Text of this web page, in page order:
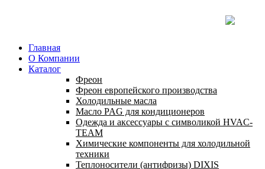
Главная
О Компании
Каталог
Фреон
Фреон европейского производства
Холодильные масла
Масло PAG для кондиционеров
Одежда и аксессуары с символикой HVAC-
TEAM
Химические компоненты для холодильной
техники
Теплоносители (антифризы) DIXIS